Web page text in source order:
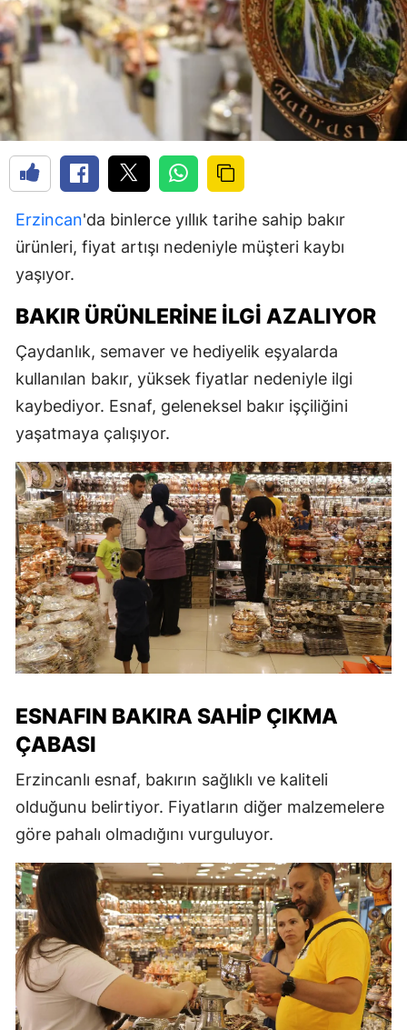
Erzincan'da binlerce yıllık tarihe sahip bakır
ürünleri, fiyat artışı nedeniyle müşteri kaybı
yaşıyor.
BAKIR ÜRÜNLERINE İLGI AZALIYOR
Çaydanlık, semaver ve hediyelik eşyalarda
kullanılan bakır, yüksek fiyatlar nedeniyle ilgi
kaybediyor. Esnaf, geleneksel bakır işçiliğini
yaşatmaya çalışıyor.
ESNAFIN BAKIRA SAHIP ÇIKMA
ÇABASI
Erzincanlı esnaf, bakırın sağlıklı ve kaliteli
olduğunu belirtiyor. Fiyatların diğer malzemelere
göre pahalı olmadığını vurguluyor.